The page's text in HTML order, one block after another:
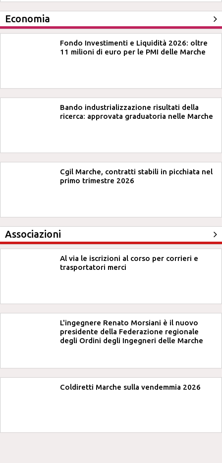
Economia
Fondo Investimenti e Liquidità 2026: oltre
11 milioni di euro per le PMI delle Marche
Bando industrializzazione risultati della
ricerca: approvata graduatoria nelle Marche
Cgil Marche, contratti stabili in picchiata nel
primo trimestre 2026
Associazioni
Al via le iscrizioni al corso per corrieri e
trasportatori merci
L'ingegnere Renato Morsiani è il nuovo
presidente della Federazione regionale
degli Ordini degli Ingegneri delle Marche
Coldiretti Marche sulla vendemmia 2026